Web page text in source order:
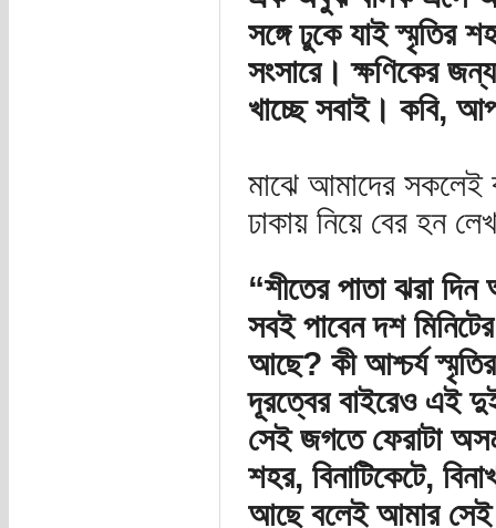
সঙ্গে ঢুকে যাই স্মৃতির
সংসারে। ক্ষণিকের
খাচ্ছে সবাই। কবি,
মাঝে আমাদের সকলেই
ঢাকায় নিয়ে বের হন
“শীতের পাতা ঝরা
সবই পাবেন দশ
আছে? কী আশ্চর্য
দূরত্বের বাইরেও এই
সেই জগতে ফেরাটা
শহর, বিনাটিকেটে,
আছে বলেই আমার সেই